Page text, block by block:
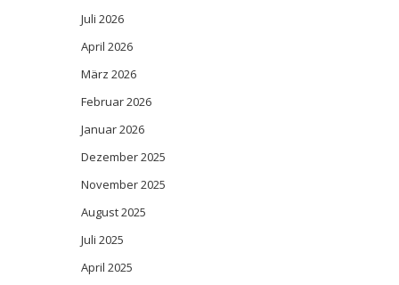
Juli 2026
April 2026
März 2026
Februar 2026
Januar 2026
Dezember 2025
November 2025
August 2025
Juli 2025
April 2025